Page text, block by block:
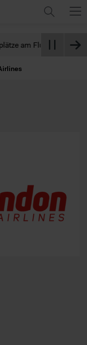
am Flughafen sind